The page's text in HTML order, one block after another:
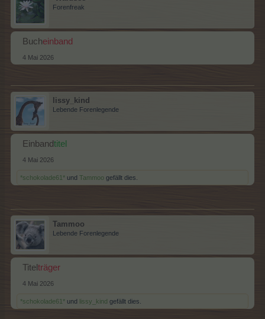
Forenfreak
Bucheinband
4 Mai 2026
lissy_kind
Lebende Forenlegende
Einbandtitel
4 Mai 2026
*schokolade61* und Tammoo gefällt dies.
Tammoo
Lebende Forenlegende
Titelträger
4 Mai 2026
*schokolade61* und lissy_kind gefällt dies.